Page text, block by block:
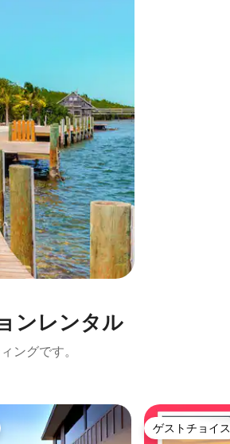
確認することができます。
ンレンタル
ングです。
ゲストチョイス
ゲストチョイス